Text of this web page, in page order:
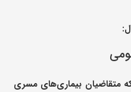
متقاضیان بیماری‌های مسری